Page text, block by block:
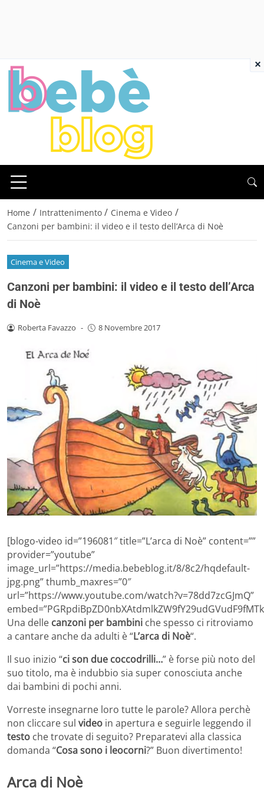
Home / Intrattenimento / Cinema e Video /
Canzoni per bambini: il video e il testo dell’Arca di Noè
Cinema e Video
Canzoni per bambini: il video e il testo dell’Arca
di Noè
Roberta Favazzo - 8 Novembre 2017
[blogo-video id=”196081″ title=”L’arca di Noè” content=””
provider=”youtube”
image_url=”https://media.bebeblog.it/8/8c2/hqdefault-
jpg.png” thumb_maxres=”0″
url=”https://www.youtube.com/watch?v=78dd7zcGJmQ”
Una delle canzoni per bambini che spesso ci ritroviamo
a cantare anche da adulti è “L’arca di Noè“.
Il suo inizio “ci son due coccodrilli…” è forse più noto del
suo titolo, ma è indubbio sia super conosciuta anche
dai bambini di pochi anni.
Vorreste insegnarne loro tutte le parole? Allora perchè
non cliccare sul video in apertura e seguirle leggendo il
testo che trovate di seguito? Preparatevi alla classica
domanda “Cosa sono i leocorni?” Buon divertimento!
Arca di Noè
×